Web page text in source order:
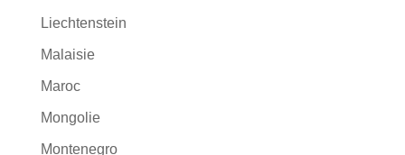
Liechtenstein
Malaisie
Maroc
Mongolie
Montenegro